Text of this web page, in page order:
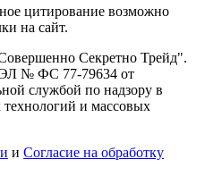
цитирование возможно
на сайт.
Секретно Трейд".
ЭЛ № ФС 77-79634 от
службой по надзору в
и массовых
и Согласие на обработку